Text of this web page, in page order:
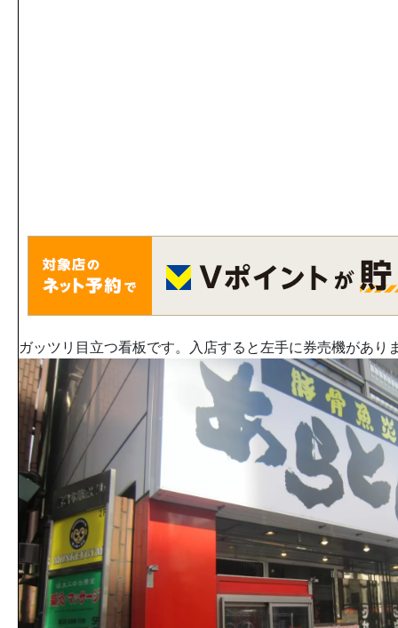
ガッツリ目立つ看板です。入店すると左手に券売機があり